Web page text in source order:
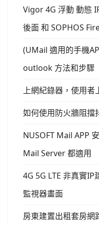
Vigor 4G 浮動 動態
後面 和 SOPHOS
(UMail 適用的手機
outlook 方法和步驟
上網紀錄器，使用者
如何使用防火牆阻擋
NUSOFT Mail APP
Mail Server 都適用
4G 5G LTE 非真實IP
監視器畫面
房東建置出租套房網